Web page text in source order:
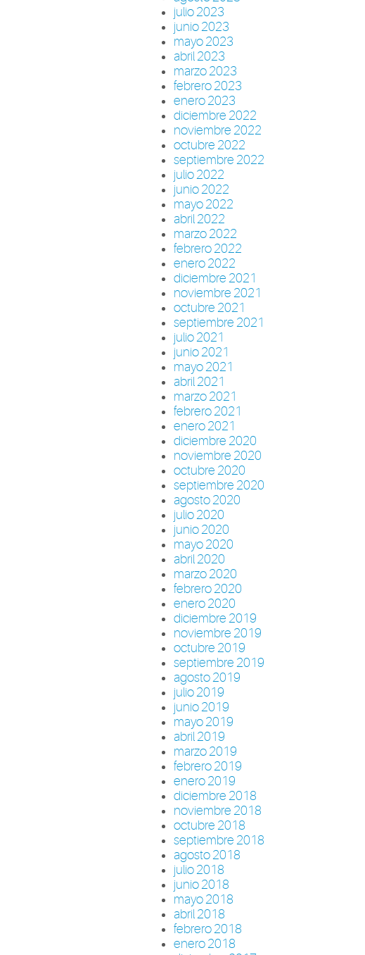
julio 2023
junio 2023
mayo 2023
abril 2023
marzo 2023
febrero 2023
enero 2023
diciembre 2022
noviembre 2022
octubre 2022
septiembre 2022
julio 2022
junio 2022
mayo 2022
abril 2022
marzo 2022
febrero 2022
enero 2022
diciembre 2021
noviembre 2021
octubre 2021
septiembre 2021
julio 2021
junio 2021
mayo 2021
abril 2021
marzo 2021
febrero 2021
enero 2021
diciembre 2020
noviembre 2020
octubre 2020
septiembre 2020
agosto 2020
julio 2020
junio 2020
mayo 2020
abril 2020
marzo 2020
febrero 2020
enero 2020
diciembre 2019
noviembre 2019
octubre 2019
septiembre 2019
agosto 2019
julio 2019
junio 2019
mayo 2019
abril 2019
marzo 2019
febrero 2019
enero 2019
diciembre 2018
noviembre 2018
octubre 2018
septiembre 2018
agosto 2018
julio 2018
junio 2018
mayo 2018
abril 2018
febrero 2018
enero 2018